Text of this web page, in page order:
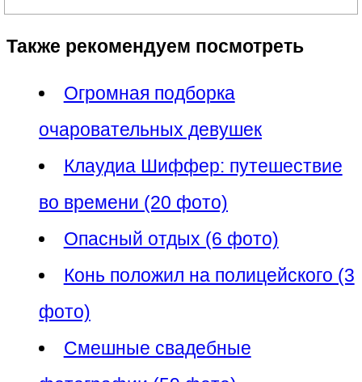
Также рекомендуем посмотреть
Огромная подборка
очаровательных девушек
Клаудиа Шиффер: путешествие
во времени (20 фото)
Опасный отдых (6 фото)
Конь положил на полицейского (3
фото)
Смешные свадебные